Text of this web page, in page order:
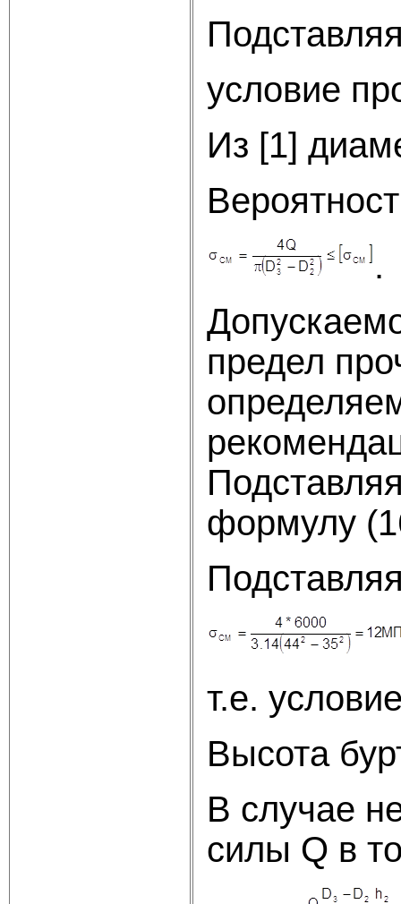
условие
Из [1]
предел
формулу
т.е.
Высота
В случае
силы Q в